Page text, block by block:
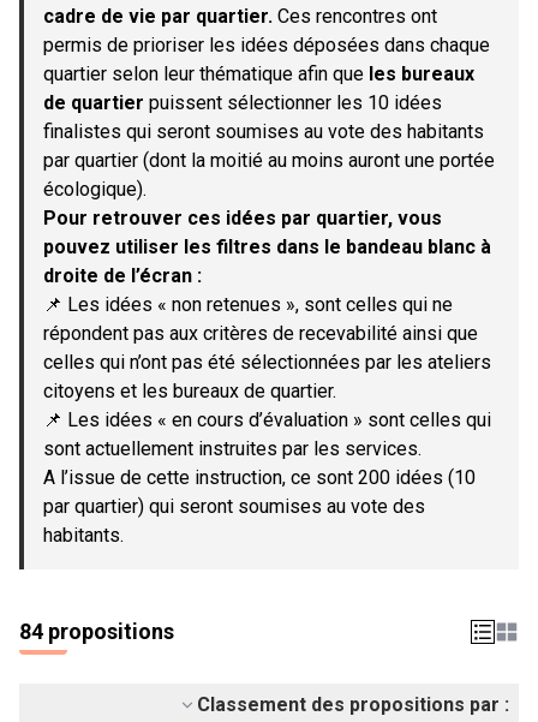
cadre de vie par quartier. Ces rencontres ont
permis de prioriser les idées déposées dans chaque
quartier selon leur thématique afin que les bureaux
de quartier puissent sélectionner les 10 idées
finalistes qui seront soumises au vote des habitants
par quartier (dont la moitié au moins auront une portée
écologique).
Pour retrouver ces idées par quartier, vous
pouvez utiliser les filtres dans le bandeau blanc à
droite de l’écran :
📌 Les idées « non retenues », sont celles qui ne
répondent pas aux critères de recevabilité ainsi que
celles qui n’ont pas été sélectionnées par les ateliers
citoyens et les bureaux de quartier.
📌 Les idées « en cours d’évaluation » sont celles qui
sont actuellement instruites par les services.
A l’issue de cette instruction, ce sont 200 idées (10
par quartier) qui seront soumises au vote des
habitants.
84 propositions
Classement des propositions par :